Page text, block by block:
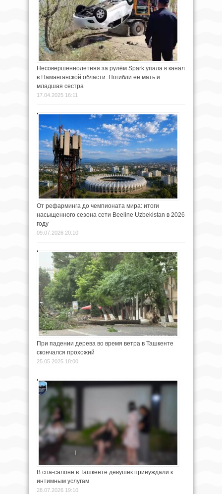
Несовершеннолетняя за рулём Spark упала в канал
в Наманганской области. Погибли её мать и
младшая сестра
17.04.2025 16:11
От рефарминга до чемпионата мира: итоги
насыщенного сезона сети Beeline Uzbekistan в 2026
году
09.07.2026 20:10
При падении дерева во время ветра в Ташкенте
скончался прохожий
25.05.2025 18:00
В спа-салоне в Ташкенте девушек принуждали к
интимным услугам
28.07.2026 19:10